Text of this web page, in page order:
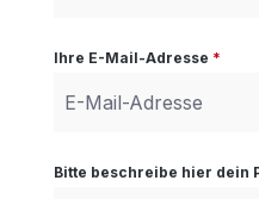
Ihre E-Mail-Adresse *
Bitte beschreibe hier dein